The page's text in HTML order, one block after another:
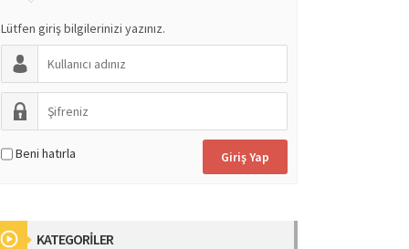
Lütfen giriş bilgilerinizi yazınız.
Beni hatırla
KATEGORİLER